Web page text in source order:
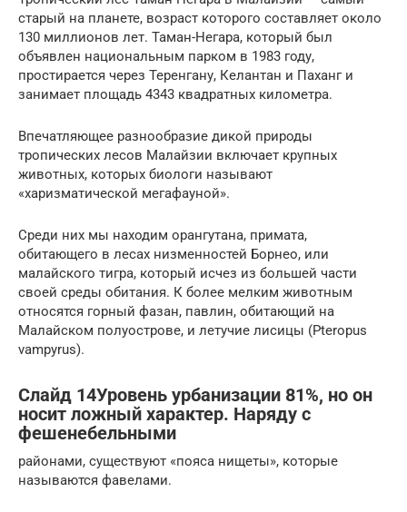
старый на планете, возраст которого составляет около
130 миллионов лет. Таман-Негара, который был
объявлен национальным парком в 1983 году,
простирается через Теренгану, Келантан и Паханг и
занимает площадь 4343 квадратных километра.
Впечатляющее разнообразие дикой природы
тропических лесов Малайзии включает крупных
животных, которых биологи называют
«харизматической мегафауной».
Среди них мы находим орангутана, примата,
обитающего в лесах низменностей Борнео, или
малайского тигра, который исчез из большей части
своей среды обитания. К более мелким животным
относятся горный фазан, павлин, обитающий на
Малайском полуострове, и летучие лисицы (Pteropus
vampyrus).
Слайд 14Уровень урбанизации 81%, но он
носит ложный характер. Наряду с
фешенебельными
районами, существуют «пояса нищеты», которые
называются фавелами.